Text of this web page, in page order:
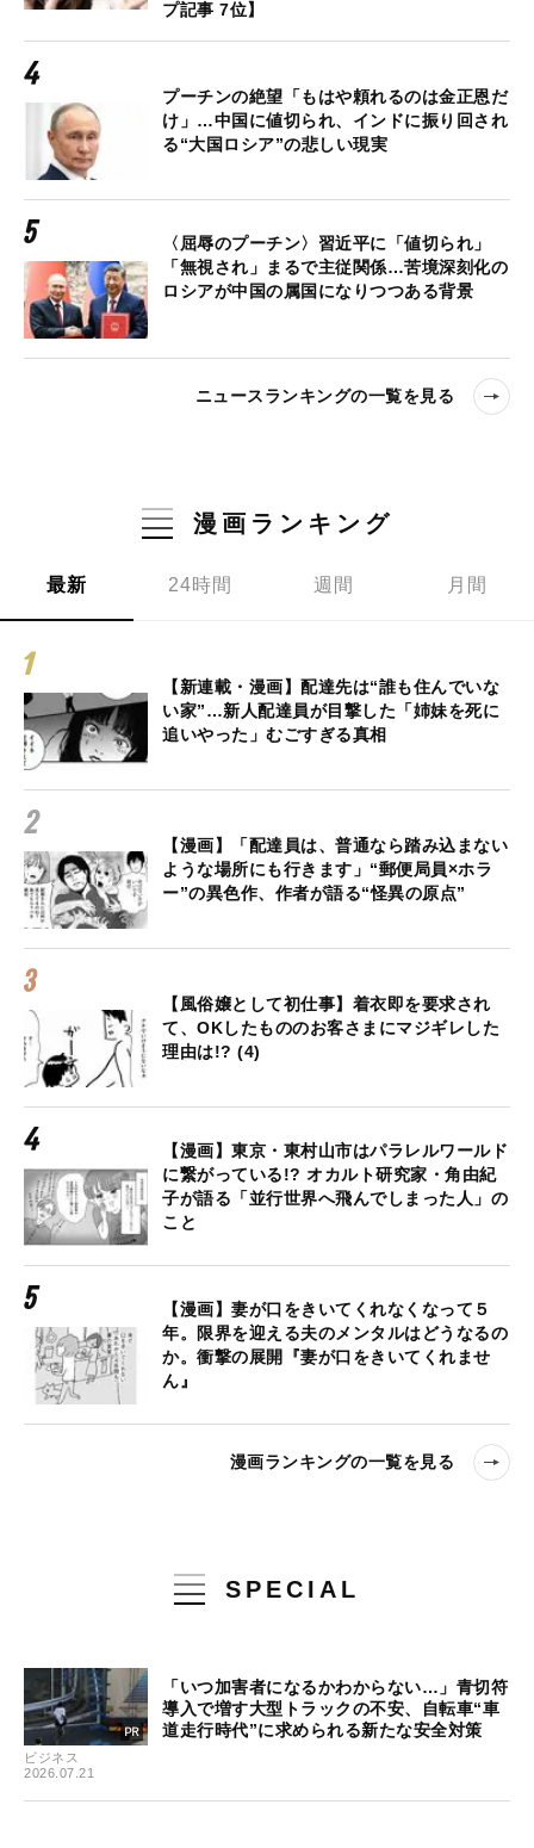
プ記事 7位】
プーチンの絶望「もはや頼れるのは金正恩だ
け」…中国に値切られ、インドに振り回され
る“大国ロシア”の悲しい現実
〈屈辱のプーチン〉習近平に「値切られ」
「無視され」まるで主従関係…苦境深刻化の
ロシアが中国の属国になりつつある背景
ニュースランキングの一覧を見る
漫画ランキング
最新 24時間 週間 月間
【新連載・漫画】配達先は“誰も住んでいな
い家”…新人配達員が目撃した「姉妹を死に
追いやった」むごすぎる真相
【漫画】「配達員は、普通なら踏み込まない
ような場所にも行きます」“郵便局員×ホラ
ー”の異色作、作者が語る“怪異の原点”
【風俗嬢として初仕事】着衣即を要求され
て、OKしたもののお客さまにマジギレした
理由は!? (4)
【漫画】東京・東村山市はパラレルワールド
に繋がっている!? オカルト研究家・角由紀
子が語る「並行世界へ飛んでしまった人」の
こと
【漫画】妻が口をきいてくれなくなって５
年。限界を迎える夫のメンタルはどうなるの
か。衝撃の展開『妻が口をきいてくれませ
ん』
漫画ランキングの一覧を見る
SPECIAL
ビジネス
2026.07.21
「いつ加害者になるかわからない…」青切符
導入で増す大型トラックの不安、自転車“車
道走行時代”に求められる新たな安全対策